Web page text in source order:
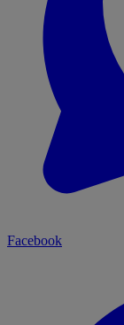
Facebook